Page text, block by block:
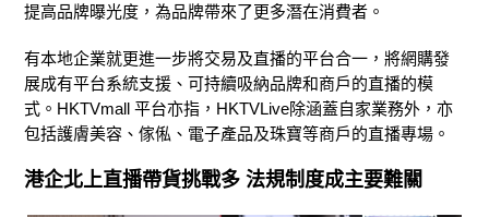
提高品牌曝光度，為品牌帶來了更多潛在消費者。
有本地企業就更進一步將交易及直播的平台合一，將網購發
展成有平台系統支援、可持續吸納品牌和商戶的直播的模
式。HKTVmall 平台亦指，HKTVLive除涵蓋自家業務外，亦
包括護膚美容、傢俬、電子產品及珠寶等商戶的直播專場。
港企北上直播帶貨挑戰多 法規制度成主要難關